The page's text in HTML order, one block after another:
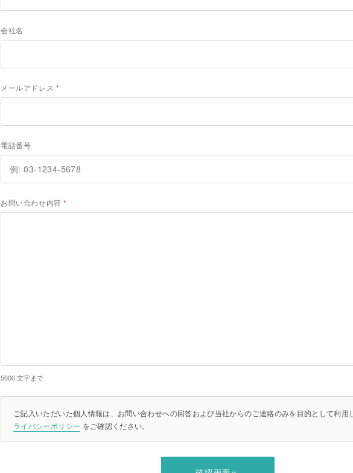
会社名
メールアドレス
電話番号
お問い合わせ内容
5000 文字まで
ご記入いただいた個人情報は、お問い合わせへの回答および当社からのご連絡のみを目的として利用
ライバシーポリシー をご確認ください。